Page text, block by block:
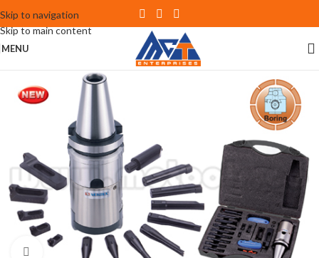
Skip to navigation
Skip to main content
MENU
Click to enlarge